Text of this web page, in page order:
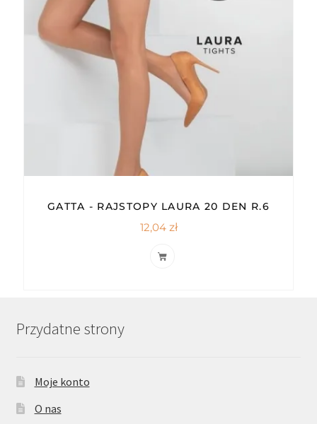
GATTA - RAJSTOPY LAURA 20 DEN R.6
12,04 zł
Przydatne strony
Moje konto
O nas